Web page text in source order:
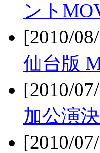
ント
[2010/
仙台版
[2010/
加公演
[2010/